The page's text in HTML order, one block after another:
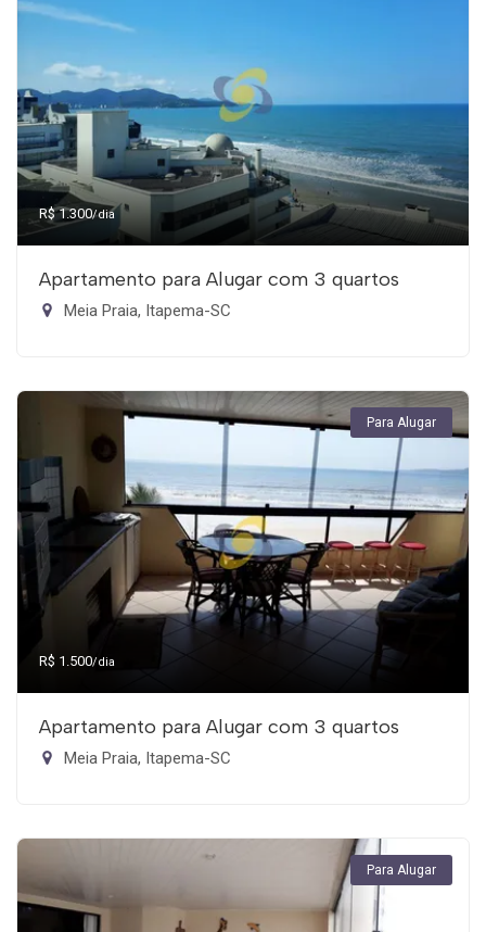
R$ 1.300/dia
Apartamento para Alugar com 3 quartos
Meia Praia, Itapema-SC
Para Alugar
R$ 1.500/dia
Apartamento para Alugar com 3 quartos
Meia Praia, Itapema-SC
Para Alugar